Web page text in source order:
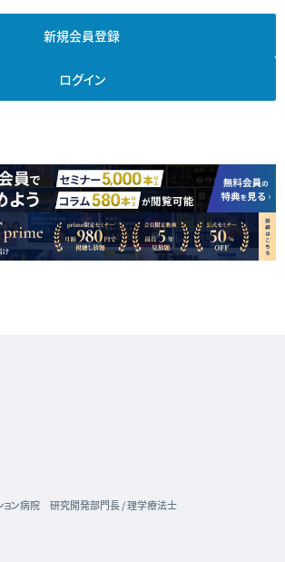
ョン病院 研究開発部門長 / 理学療法士
新規会員登録
ログイン